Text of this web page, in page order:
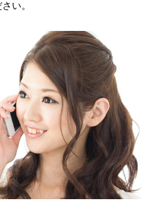
い。